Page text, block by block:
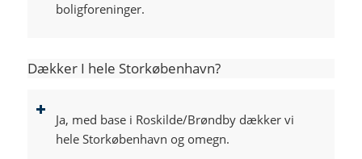
boligforeninger.
Dækker I hele Storkøbenhavn?
Ja, med base i Roskilde/Brøndby dækker vi
hele Storkøbenhavn og omegn.